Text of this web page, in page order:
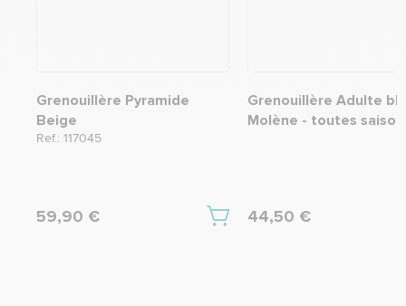
Grenouillère Pyramide
Beige
Ref.: 117045
59,90 €
Grenouillère Adulte
Molène - toutes
44,50 €